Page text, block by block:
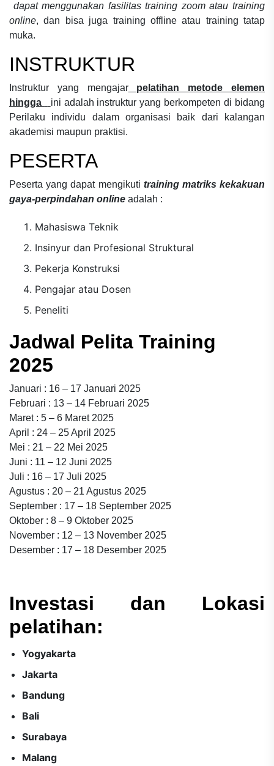
dapat menggunakan fasilitas training zoom atau training
online, dan bisa juga training offline atau training tatap
muka.
INSTRUKTUR
Instruktur yang mengajar
pelatihan metode elemen
hingga
ini adalah instruktur yang berkompeten di bidang
Perilaku individu dalam organisasi baik dari kalangan
akademisi maupun praktisi.
PESERTA
Peserta yang dapat mengikuti training matriks kekakuan
gaya-perpindahan online adalah :
Mahasiswa Teknik
Insinyur dan Profesional Struktural
Pekerja Konstruksi
Pengajar atau Dosen
Peneliti
Jadwal Pelita Training
2025
Januari : 16 – 17 Januari 2025
Februari : 13 – 14 Februari 2025
Maret : 5 – 6 Maret 2025
April : 24 – 25 April 2025
Mei : 21 – 22 Mei 2025
Juni : 11 – 12 Juni 2025
Juli : 16 – 17 Juli 2025
Agustus : 20 – 21 Agustus 2025
September : 17 – 18 September 2025
Oktober : 8 – 9 Oktober 2025
November : 12 – 13 November 2025
Desember : 17 – 18 Desember 2025
Investasi dan Lokasi
pelatihan:
Yogyakarta
Jakarta
Bandung
Bali
Surabaya
Malang